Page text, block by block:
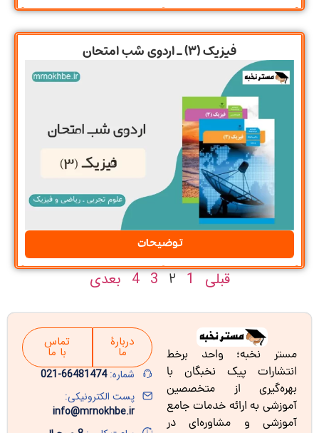
فیزیک (3) ـ اردوی شب امتحان
توضیحات
قبلی 1
2
3
4 بعدی
مستر نخبه؛ واحد برخط
انتشارات پیک نخبگان با
بهره‌گیری از متخصصین
آموزشی به ارائه خدمات جامع
آموزشی و مشاوره‌ای در
دربارۀ
ما
تماس
با ما
شماره:66481474-021
پست الکترونیکی:
info@mrnokhbe.ir